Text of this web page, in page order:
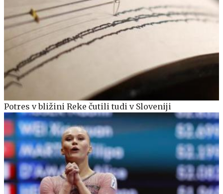
Potres v bližini Reke čutili tudi v Sloveniji